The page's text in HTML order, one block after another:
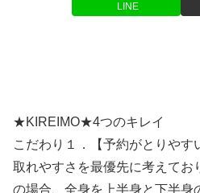
LINE
★KIREIMO★4つのキレイ
こだわり１．【予約がとりやす
取れやすさを最優先に考えてお
の場合、全身を上半身と下半身